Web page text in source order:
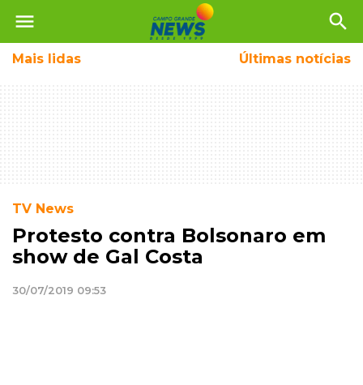
menu search
Mais lidas Últimas notícias
TV News
Protesto contra Bolsonaro em
show de Gal Costa
30/07/2019 09:53